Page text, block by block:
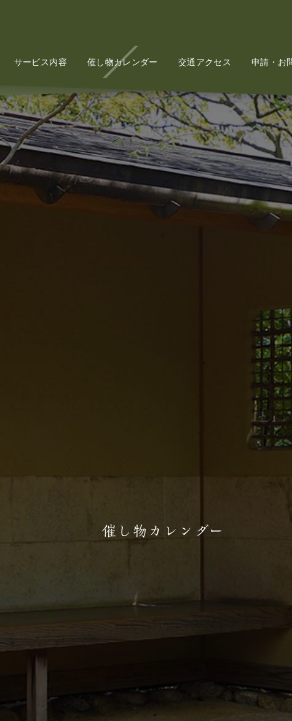
サービス内容
Service 催し物カレンダー
Event 交通アクセス
Access 申請・お
催し物カレンダー